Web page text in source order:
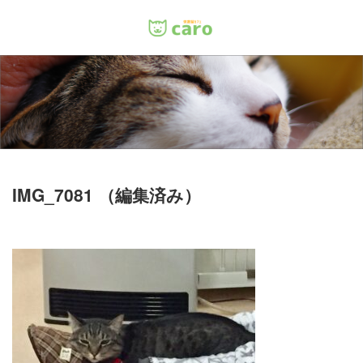
IMG_7081 （編集済み）
Menu
ホーム
料金
里親について